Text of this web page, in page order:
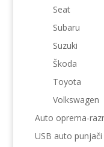
Seat
Subaru
Suzuki
Škoda
Toyota
Volkswagen
Auto oprema-
USB auto